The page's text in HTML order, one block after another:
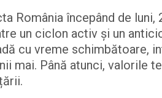
România începând de luni,
un ciclon activ și un
cu vreme schimbătoare,
mai. Până atunci, valorile